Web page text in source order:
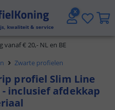
kwaliteit & service
garantie
vanaf € 20,- NL en BE
9.1
morgen in huis
Zwarte profielen
profiel Slim Line
inclusief afdekkap